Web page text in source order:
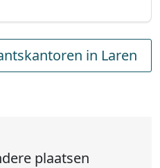
in Laren
plaatsen